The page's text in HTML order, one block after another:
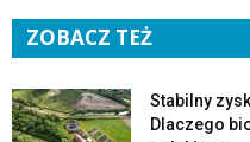
ZOBACZ TEŻ
Stabilny
Dlaczego